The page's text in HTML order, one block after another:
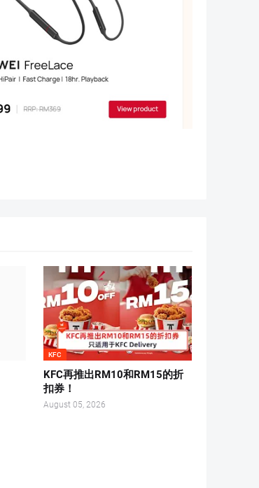
KFC
KFC再推出RM10和RM15的折
扣券！
August 05, 2026